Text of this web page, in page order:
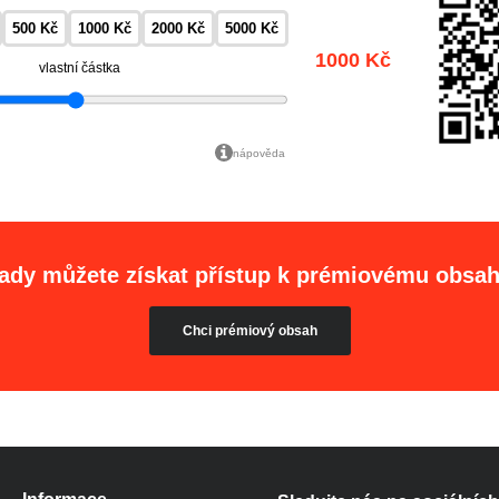
500 Kč 1000 Kč 2000 Kč 5000 Kč
vlastní částka 1000 Kč
nápověda
můžete získat přístup k prémiovému
Chci prémiový obsah